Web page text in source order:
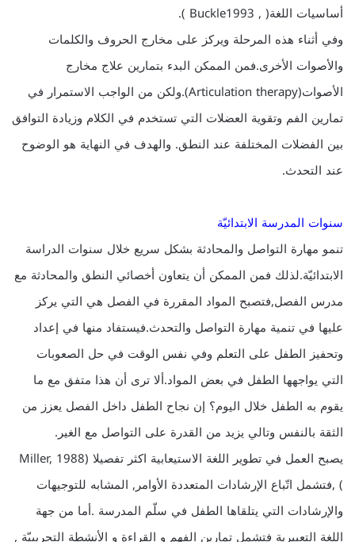
أساسيات اللغة( , Buckle1993 ).
وفي أثناء هذه المرحلة ويركز على مخارج الحروف والكلمات
والأصوات الأخرى.فمن الممكن البدء بتمارين علاج مخارج
الأصوات(Articulation therapy).ولكن من الواجب الاستمرار في
تمارين الفم وتقوية العضلات التي تستخدم في الكلام وزيادة التوافق
بين الفضلات المختلفة عند النطق. والهدف في النهاية هو الوضوح
عند التحدث.
سنوات المدرسة الابتدائيّة
تنمو مهارة التواصل والمحادثة بشكل سريع خلال سنوات الدراسة
الابتدائيّة.لذلك فمن الممكن أن يتعاون أخصائي النطق والمحادثة مع
مدرس الفصل,فتصبح المواد المقررة في الفصل هي التي يركز
عليها في تنمية مهارة التواصل والتحدث.فيستفاد منها في إعداد
وتحفيز الطفل على التعلم وفي نفس الوقت في حل الصعوبات
التي يواجهها الطفل في بعض المواد.ألا ترى أن هذا متفق مع ما
يقوم به الطفل خلال اليوم؟ إن نجاح الطفل داخل الفصل يعزز من
الثقة بالنفس وتالي يزيد من القدرة على التواصل مع الغير.
يصبح العمل في تطوير اللغة الاستيعابية اكثر تفصيلا (Miller, 1988
) ,فتشمل اتّباع الإرشادات المتعددة الأوامر, المشابه للتوجيهات
والإرشادات التي يتلقاها الطفل في سلّم المدرسة .أما من جهة
اللغة التعبيرية فتشمل تمارين الفهم و القراءة و الأنشطة التجريبيّة ,